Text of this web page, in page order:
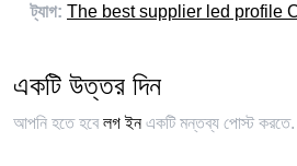
ট্যাগ: The best supplier led profile
একটি উত্তর দিন
আপনি হতে হবেলগ ইনএকটি মন্তব্য পোস্ট করতে.